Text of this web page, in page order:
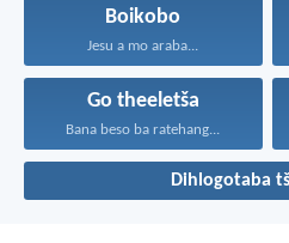
Boikobo
Jesu a mo araba...
Go theeletša
Bana beso ba ratehang...
Dihlogotaba